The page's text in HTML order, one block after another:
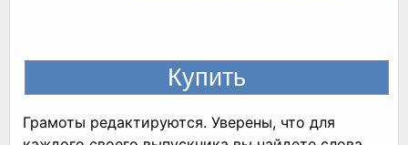
Грамоты редактируются. Уверены, что для